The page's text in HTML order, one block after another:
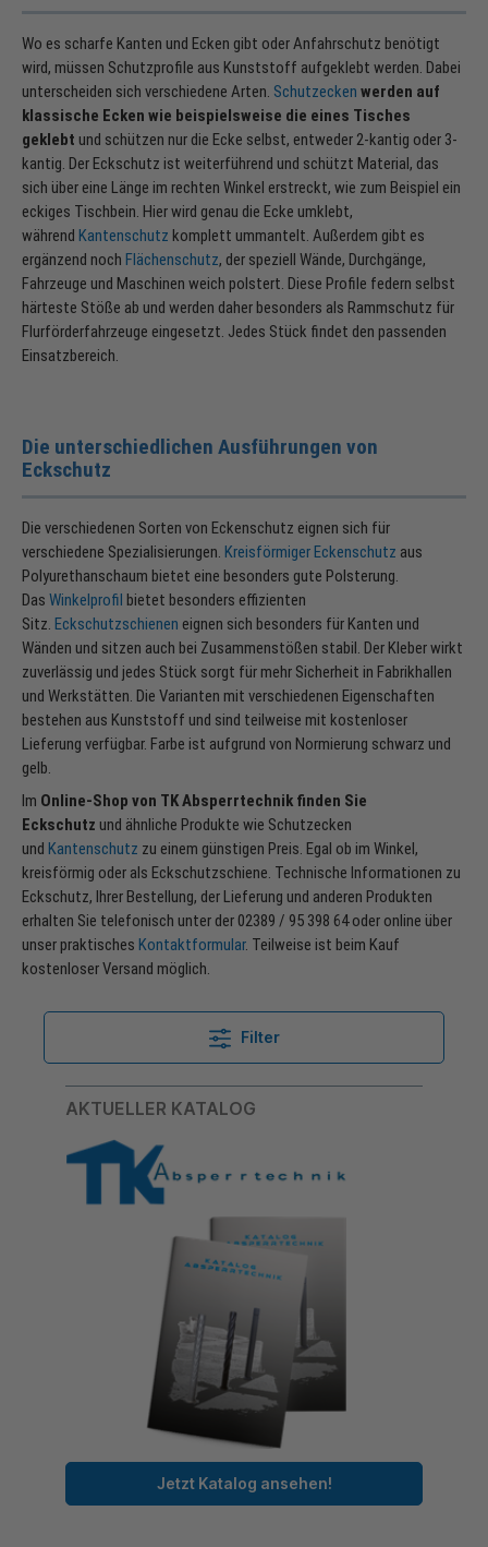
Filter
AKTUELLER KATALOG
Jetzt Katalog ansehen!
Wo es scharfe Kanten und Ecken gibt oder Anfahrschutz benötigt
wird, müssen Schutzprofile aus Kunststoff aufgeklebt werden. Dabei
unterscheiden sich verschiedene Arten. Schutzecken werden auf
klassische Ecken wie beispielsweise die eines Tisches
geklebt und schützen nur die Ecke selbst, entweder 2-kantig oder 3-
kantig. Der Eckschutz ist weiterführend und schützt Material, das
sich über eine Länge im rechten Winkel erstreckt, wie zum Beispiel ein
eckiges Tischbein. Hier wird genau die Ecke umklebt,
während Kantenschutz komplett ummantelt. Außerdem gibt es
ergänzend noch Flächenschutz, der speziell Wände, Durchgänge,
Fahrzeuge und Maschinen weich polstert. Diese Profile federn selbst
härteste Stöße ab und werden daher besonders als Rammschutz für
Flurförderfahrzeuge eingesetzt. Jedes Stück findet den passenden
Einsatzbereich.
Die unterschiedlichen Ausführungen von
Eckschutz
Die verschiedenen Sorten von Eckenschutz eignen sich für
verschiedene Spezialisierungen. Kreisförmiger Eckenschutz aus
Polyurethanschaum bietet eine besonders gute Polsterung.
Das Winkelprofil bietet besonders effizienten
Sitz. Eckschutzschienen eignen sich besonders für Kanten und
Wänden und sitzen auch bei Zusammenstößen stabil. Der Kleber wirkt
zuverlässig und jedes Stück sorgt für mehr Sicherheit in Fabrikhallen
und Werkstätten. Die Varianten mit verschiedenen Eigenschaften
bestehen aus Kunststoff und sind teilweise mit kostenloser
Lieferung verfügbar. Farbe ist aufgrund von Normierung schwarz und
gelb.
Im Online-Shop von TK Absperrtechnik finden Sie
Eckschutz und ähnliche Produkte wie Schutzecken
und Kantenschutz zu einem günstigen Preis. Egal ob im Winkel,
kreisförmig oder als Eckschutzschiene. Technische Informationen zu
Eckschutz, Ihrer Bestellung, der Lieferung und anderen Produkten
erhalten Sie telefonisch unter der 02389 / 95 398 64 oder online über
unser praktisches Kontaktformular. Teilweise ist beim Kauf
kostenloser Versand möglich.